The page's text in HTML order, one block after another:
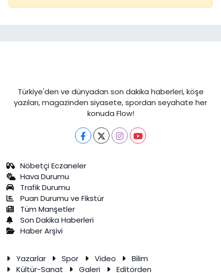
Türkiye'den ve dünyadan son dakika haberleri, köşe
yazıları, magazinden siyasete, spordan seyahate her
konuda Flow!
Nöbetçi Eczaneler
Hava Durumu
Trafik Durumu
Puan Durumu ve Fikstür
Tüm Manşetler
Son Dakika Haberleri
Haber Arşivi
Yazarlar Spor Video
Bilim
Kültür-Sanat
Galeri Editörden